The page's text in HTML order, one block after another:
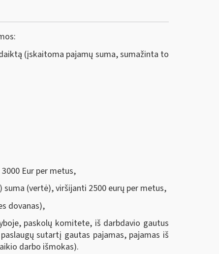
(įskaitoma pajamų suma, sumažinta to
Eur per metus,
(vertė), viršijanti 2500 eurų per metus,
dovanas),
paskolų komitete, iš darbdavio gautus
sutartį gautas pajamas, pajamas iš
darbo išmokas).